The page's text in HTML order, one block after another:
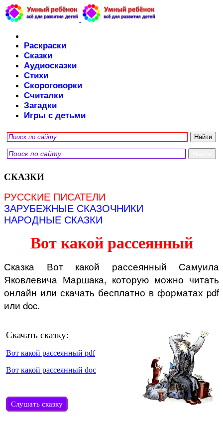
Раскраски
Сказки
Аудиосказки
Стихи
Скороговорки
Считалки
Загадки
Игры с детьми
СКАЗКИ
РУССКИЕ ПИСАТЕЛИ
ЗАРУБЕЖНЫЕ СКАЗОЧНИКИ
НАРОДНЫЕ СКАЗКИ
Вот какой рассеянный
Сказка Вот какой рассеянный Самуила
Яковлевича Маршака, которую можно читать
онлайн или скачать бесплатно в форматах pdf
или doc.
Скачать сказку:
Вот какой рассеянный pdf
Вот какой рассеянный doc
Слушать сказку